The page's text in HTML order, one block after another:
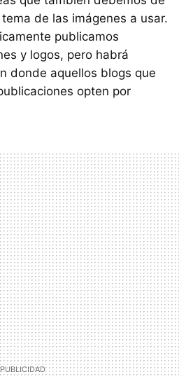
de las imágenes a usar.
publicamos
y logos, pero habrá
donde aquellos blogs que
opten por